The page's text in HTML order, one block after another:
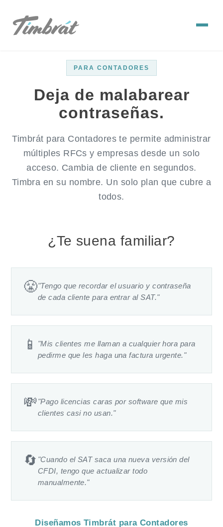
PARA CONTADORES
Deja de malabarear
contraseñas.
Timbrát para Contadores te permite administrar
múltiples RFCs y empresas desde un solo
acceso. Cambia de cliente en segundos.
Timbra en su nombre. Un solo plan que cubre a
todos.
¿Te suena familiar?
😤"Tengo que recordar el usuario y contraseña
de cada cliente para entrar al SAT."
📱
"Mis clientes me llaman a cualquier hora para
pedirme que les haga una factura urgente."
💸"Pago licencias caras por software que mis
clientes casi no usan."
🔄 "Cuando el SAT saca una nueva versión del
CFDI, tengo que actualizar todo
manualmente."
Diseñamos Timbrát para Contadores